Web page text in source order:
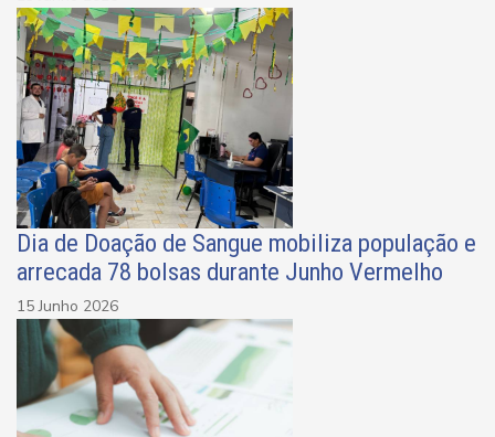
Dia de Doação de Sangue mobiliza população e
arrecada 78 bolsas durante Junho Vermelho
15 Junho 2026